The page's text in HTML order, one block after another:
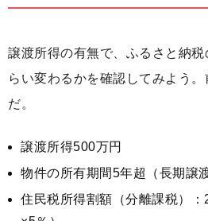
譲渡所得の有無で、ふるさと納税
らい変わるかを確認してみよう
だ。
譲渡所得500万円
物件の所有期間5年超（長期譲
住民税所得割額（分離課税）：